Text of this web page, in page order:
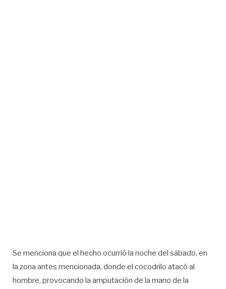
Se menciona que el hecho ocurrió la noche del sábado, en
la zona antes mencionada, donde el cocodrilo atacó al
hombre, provocando la amputación de la mano de la